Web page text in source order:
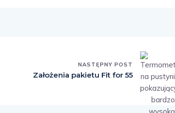
NASTĘPNY POST
Założenia pakietu Fit for 55